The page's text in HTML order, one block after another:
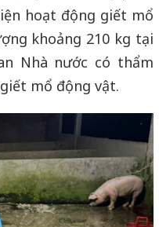
hoạt động giết mổ
khoảng 210 kg tại
Nhà nước có thẩm
mổ động vật.